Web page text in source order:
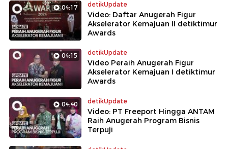
04:17 detikUpdate
Video: Daftar Anugerah Figur
Akselerator Kemajuan II detiktimur
Awards
04:15 detikUpdate
Video Peraih Anugerah Figur
Akselerator Kemajuan I detiktimur
Awards
04:40 detikUpdate
Video: PT Freeport Hingga ANTAM
Raih Anugerah Program Bisnis
Terpuji